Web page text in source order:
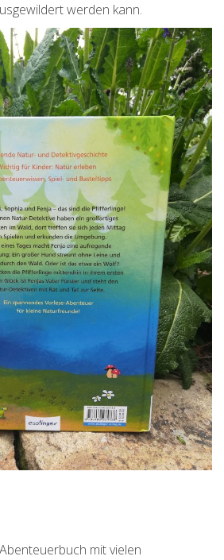
werden kann.
mit vielen